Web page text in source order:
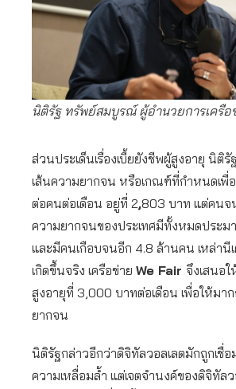
นิติรัฐ ทรัพย์สมบูรณ์ ผู้อำนวยการเครือ
ส่วนประเด็นเรื่องเบี้ยยังชีพผู้สูงอายุ นิติ
เส้นความยากจน หรือเกณฑ์ที่กำหนดเพื่
ต่อคนต่อเดือน อยู่ที่ 2,803 บาท แต่คนจ
ความยากจนของประเทศมีทั้งหมดประ
และมีคนเกือบจนอีก 4.8 ล้านคน เหล่านี
เกิดขึ้นจริง เครือข่าย We Fair จึงเสนอ
สูงอายุที่ 3,000 บาทต่อเดือน เพื่อให้มา
ยากจน
นิติรัฐกล่าวอีกว่าดิจิทัลวอลเลตมักถูกเชื่
ความเหลื่อมล้ำ แต่เจตจำนงค์ของดิจิทัล